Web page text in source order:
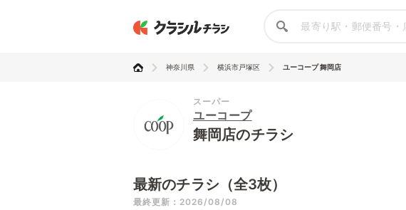
神奈川県 横浜市戸塚区 ユーコープ 舞岡店
スーパー
ユーコープ
舞岡店のチラシ
最新のチラシ（全3枚）
最終更新：2026/08/08